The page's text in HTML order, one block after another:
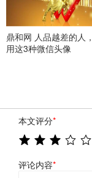
鼎和网 人品越差的人
用这3种微信头像
本文评分*
评论内容*